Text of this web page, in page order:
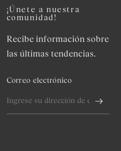
¡Únete a nuestra
comunidad!
Recibe información sobre
las últimas tendencias.
Correo electrónico